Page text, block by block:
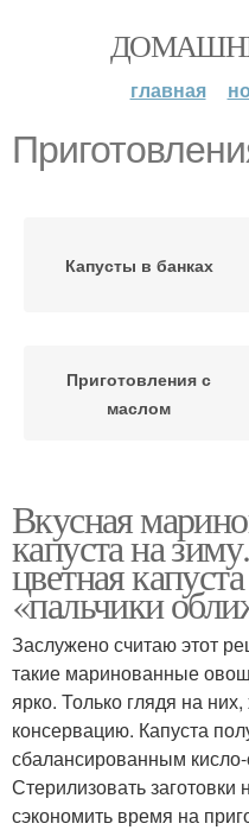
главная
Капусты в банках
Приготовления с
маслом
Приготовления за сутки
Вкусная
капуста на
цветная
«пальчики
Заслужено считаю этот
такие маринованные
ярко. Только глядя на
консервацию. Капуста
сбалансированным
Стерилизовать заготовки
сэкономить время на